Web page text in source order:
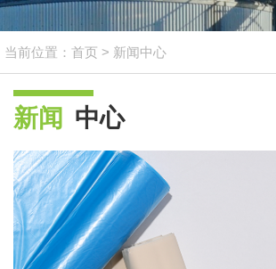
当前位置： 首页 > 新闻中心
新闻 中心